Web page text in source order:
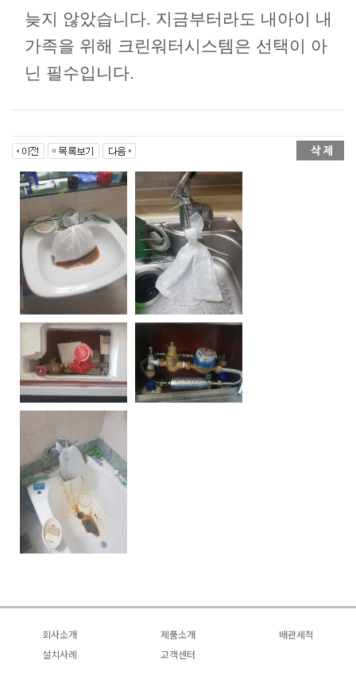
늦지 않았습니다. 지금부터라도 내아이 내
가족을 위해 크린워터시스템은 선택이 아
닌 필수입니다.
회사소개
회사소개
제품소개
녹물제로
배관세척
설치사례
고객센터